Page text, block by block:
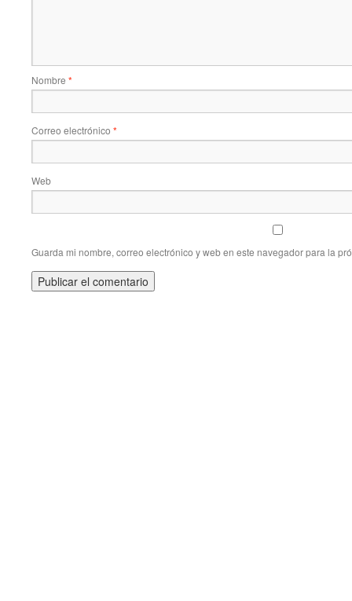
Nombre *
Correo electrónico *
Web
Guarda mi nombre, correo electrónico y web en este navegador para la